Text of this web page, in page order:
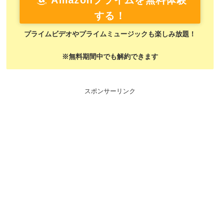
する！
プライムビデオやプライムミュージックも楽しみ放題！
※無料期間中でも解約できます
スポンサーリンク